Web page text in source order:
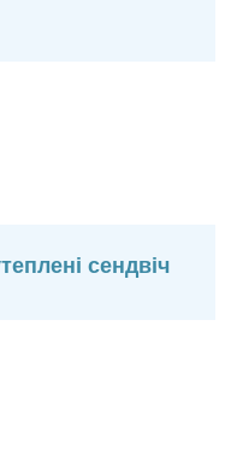
сендвіч